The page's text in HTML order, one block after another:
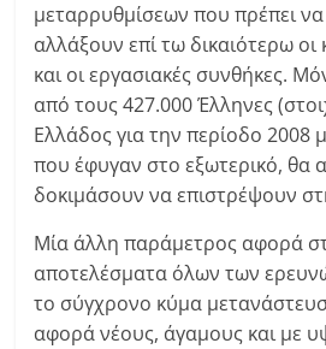
μεταρρυθμίσεων που πρέπει
αλλάξουν επί τω δικαιότερω
και οι εργασιακές συνθήκες.
από τους 427.000 Έλληνες
Ελλάδος για την περίοδο 2008
που έφυγαν στο εξωτερικό, θα
δοκιμάσουν να επιστρέψουν
Μία άλλη παράμετρος αφορά
αποτελέσματα όλων των
το σύγχρονο κύμα
αφορά νέους, άγαμους και με